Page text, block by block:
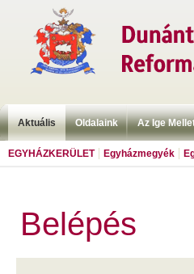
Aktuális Oldalaink Az Ige
EGYHÁZKERÜLET Egyházmegyék
Belépés